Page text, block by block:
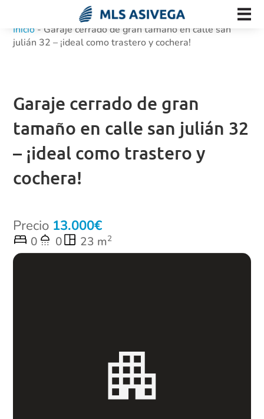
Inicio - Garaje cerrado de gran tamaño en calle san
julián 32 – ¡ideal como trastero y cochera!
Garaje cerrado de gran
tamaño en calle san julián 32
– ¡ideal como trastero y
cochera!
Precio 13.000
0 0 23 m2